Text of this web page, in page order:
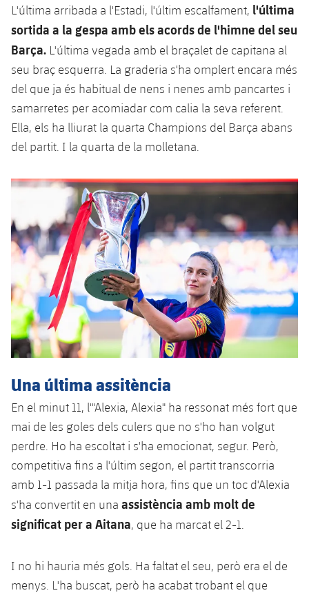
Palau Blaugrana
Estadi Johan Cruyff
Barça Cafe
Ciutat Esportiva
plusicon
més
Serveis
Accessibilitat
plusicon
més
Acreditacions
Instal·lacions
L'última arribada a l'Estadi, l'últim escalfament, l'última
sortida a la gespa amb els acords de l'himne del seu
Barça. L'última vegada amb el braçalet de capitana al
seu braç esquerra. La graderia s'ha omplert encara més
del que ja és habitual de nens i nenes amb pancartes i
samarretes per acomiadar com calia la seva referent.
Ella, els ha lliurat la quarta Champions del Barça abans
del partit. I la quarta de la molletana.
Una última assitència
En el minut 11, l'"Alexia, Alexia" ha ressonat més fort que
mai de les goles dels culers que no s'ho han volgut
perdre. Ho ha escoltat i s'ha emocionat, segur. Però,
competitiva fins a l'últim segon, el partit transcorria
amb 1-1 passada la mitja hora, fins que un toc d'Alexia
s'ha convertit en una assistència amb molt de
significat per a Aitana, que ha marcat el 2-1.
I no hi hauria més gols. Ha faltat el seu, però era el de
menys. L'ha buscat, però ha acabat trobant el que